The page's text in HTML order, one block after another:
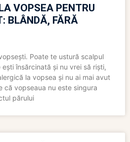
VOPSEA PENTRU
BLÂNDĂ, FĂRĂ
Poate te ustură scalpul
însărcinată și nu vrei să riști,
la vopsea și nu ai mai avut
că vopseaua nu este singura
părului